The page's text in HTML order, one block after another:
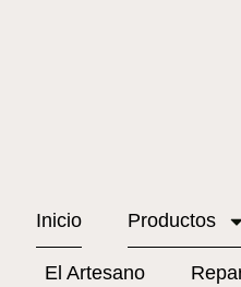
Inicio Productos
El Artesano